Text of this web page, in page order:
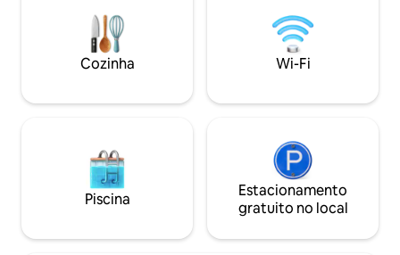
Qualquer tipo de evento, tabaco e
animais de estimação são proibidos 🚫
Não vejo a hora de hospedar você! 😍
disponíveis sob
localização ideal,
cidade a pé.
Cozinha Wi-Fi
Piscina
Estacionamento
gratuito no local